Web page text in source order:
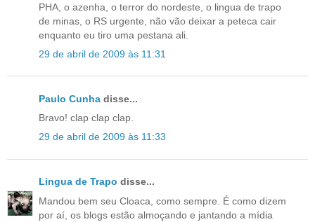
PHA, o azenha, o terror do nordeste, o lingua de trapo
de minas, o RS urgente, não vão deixar a peteca cair
enquanto eu tiro uma pestana ali.
29 de abril de 2009 às 11:31
Paulo Cunha disse...
Bravo! clap clap clap.
29 de abril de 2009 às 11:33
Lingua de Trapo disse...
Mandou bem seu Cloaca, como sempre. É como dizem
por aí, os blogs estão almoçando e jantando a mídia